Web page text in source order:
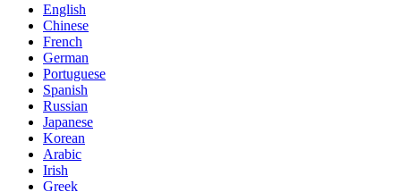
English
Chinese
French
German
Portuguese
Spanish
Russian
Japanese
Korean
Arabic
Irish
Greek